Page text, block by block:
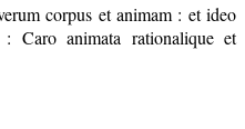
corpus et animam : et ideo
Caro animata rationalique et